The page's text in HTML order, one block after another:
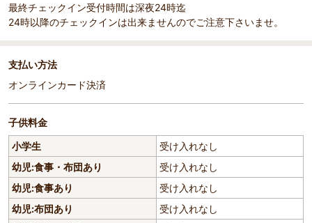
最終チェックイン受付時間は深夜24時迄
24時以降のチェックインは出来ませんのでご注意下さいませ。
支払い方法
オンラインカード決済
子供料金
小学生
受け入れなし
幼児:食事・布団あり
受け入れなし
幼児:食事あり
受け入れなし
幼児:布団あり
受け入れなし